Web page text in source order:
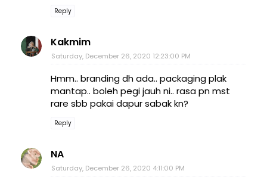
Reply
Kakmim
Saturday, December 26, 2020 12:23:00 PM
Hmm.. branding dh ada.. packaging plak
mantap.. boleh pegi jauh ni.. rasa pn mst
rare sbb pakai dapur sabak kn?
Reply
NA
Saturday, December 26, 2020 4:11:00 PM